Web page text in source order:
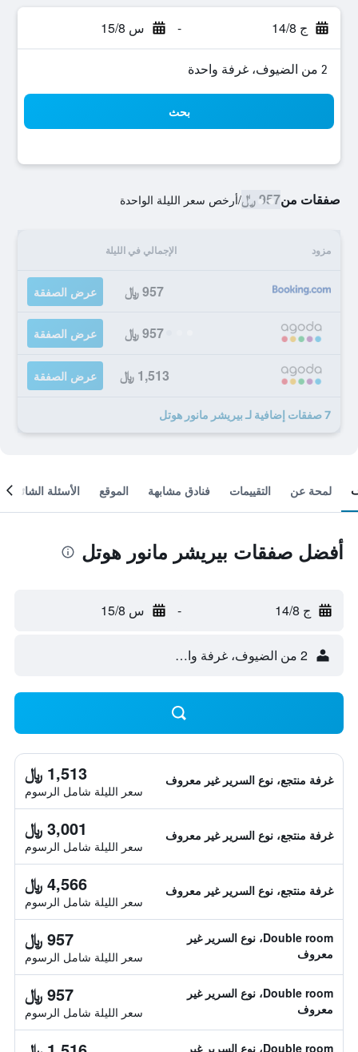
ج 14/8 - س 15/8
2 من الضيوف، غرفة واحدة
بحث
صفقات من957 ﷼ /أرخص سعر الليلة الواحدة
مزود الإجمالي في الليلة
957 ﷼ عرض الصفقة
957 ﷼ عرض الصفقة
1,513 ﷼ عرض الصفقة
7 صفقات إضافية لـ بيريشر مانور هوتل
لمحة عن التقييمات فنادق مشابهة الموقع الأسئلة الشائعة
أفضل صفقات بيريشر مانور هوتل
ج 14/8 - س 15/8
2 من الضيوف، غرفة واحدة
غرفة منتجع، نوع السرير غير معروف 1,513 ﷼
سعر الليلة شامل الرسوم
غرفة منتجع، نوع السرير غير معروف 3,001 ﷼
سعر الليلة شامل الرسوم
غرفة منتجع، نوع السرير غير معروف 4,566 ﷼
سعر الليلة شامل الرسوم
Double room، نوع السرير غير
معروف
957 ﷼
سعر الليلة شامل الرسوم
Double room، نوع السرير غير
معروف
957 ﷼
سعر الليلة شامل الرسوم
Double room، نوع السرير غير